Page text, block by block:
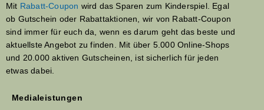
Mit Rabatt-Coupon wird das Sparen zum Kinderspiel. Egal
ob Gutschein oder Rabattaktionen, wir von Rabatt-Coupon
sind immer für euch da, wenn es darum geht das beste und
aktuellste Angebot zu finden. Mit über 5.000 Online-Shops
und 20.000 aktiven Gutscheinen, ist sicherlich für jeden
etwas dabei.
Medialeistungen